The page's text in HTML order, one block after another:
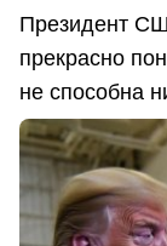
Президент
прекрасно
не способна